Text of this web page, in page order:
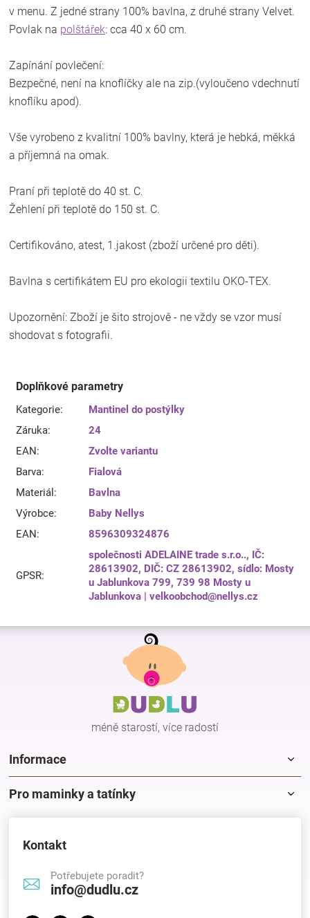
v menu. Z jedné strany 100% bavlna, z druhé strany Velvet.
Povlak na polštářek: cca 40 x 60 cm.
Zapínání povlečení:
Bezpečné, není na knoflíčky ale na zip.(vyloučeno vdechnutí
knoflíku apod).
Vše vyrobeno z kvalitní 100% bavlny, která je hebká, měkká
a příjemná na omak.
Praní při teplotě do 40 st. C.
Žehlení při teplotě do 150 st. C.
Certifikováno, atest, 1.jakost (zboží určené pro děti).
Bavlna s certifikátem EU pro ekologii textilu OKO-TEX.
Upozornění: Zboží je šito strojově - ne vždy se vzor musí
shodovat s fotografii.
Doplňkové parametry
Kategorie:
Mantinel do postýlky
Záruka:
24
EAN:
Zvolte variantu
Barva:
Fialová
Materiál :
Bavlna
Výrobce:
Baby Nellys
EAN: 8596309324876
GPSR:
společnosti ADELAINE trade s.r.o.., IČ:
28613902, DIČ: CZ 28613902, sídlo: Mosty
u Jablunkova 799, 739 98 Mosty u
Jablunkova | velkoobchod@nellys.cz
Z
méně starostí, více radostí
Informace
Pro maminky a tatínky
Kontakt
Potřebujete poradit?
info@dudlu.cz